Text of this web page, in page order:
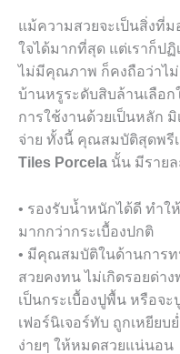
แม้ความสวยจะเป็นสิ่งที่ม
ใจได้มากที่สุด แต่เราก็ปฏิ
ไม่มีคุณภาพ ก็คงถือว่าไม่
บ้านหรูระดับสิบล้านเลือ
การใช้งานด้วยเป็นหลัก
จ่าย ทั้งนี้ คุณสมบัติสุดพรี
Tiles Porcela นั้น มีราย
• รองรับน้ำหนักได้ดี ทำใ
มากกว่ากระเบื้องปกติ
• มีคุณสมบัติในด้านการ
สวยคงทน ไม่เกิดรอยด่า
เป็นกระเบื้องปูพื้น หรือจ
เฟอร์นิเจอร์ทับ ถูกเหยียบ
ง่ายๆ ให้หมดสวยแน่นอน